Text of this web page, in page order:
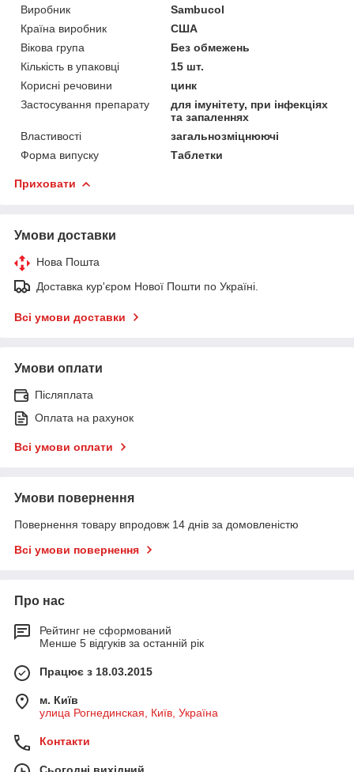
Виробник
Sambucol
Країна виробник
США
Вікова група
Без обмежень
Кількість в упаковці
15 шт.
Корисні речовини
цинк
Застосування препарату
для імунітету, при інфекціях
та запаленнях
Властивості
загальнозміцнюючі
Форма випуску
Таблетки
Приховати
Умови доставки
Нова Пошта
Доставка кур'єром Нової Пошти по Україні.
Всі умови доставки
Умови оплати
Післяплата
Оплата на рахунок
Всі умови оплати
Умови повернення
Повернення товару впродовж 14 днів за домовленістю
Всі умови повернення
Про нас
Рейтинг не сформований
Менше 5 відгуків за останній рік
Працює з 18.03.2015
м. Київ
улица Рогнединская, Київ, Україна
Контакти
Сьогодні вихідний